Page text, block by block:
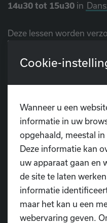
14u30 tot 15u30 in
Deze lessen worden
Deuren en Catho Sapyn.
Lees meer op onze
Cookie-
Wanneer u een
informatie in uw
opgehaald, meestal
Deze informatie kan
uw apparaat gaan en
de site te laten
informatie
maar het kan u een
webervaring geven.
Heb je